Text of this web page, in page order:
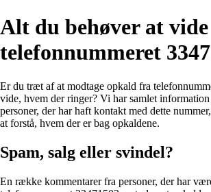
Alt du behøver at
telefonnummeret
Er du træt af at modtage opkald fra
vide, hvem der ringer? Vi har samlet
personer, der har haft kontakt med dette
at forstå, hvem der er bag opkaldene.
Spam, salg eller svindel?
En række kommentarer fra personer, der har